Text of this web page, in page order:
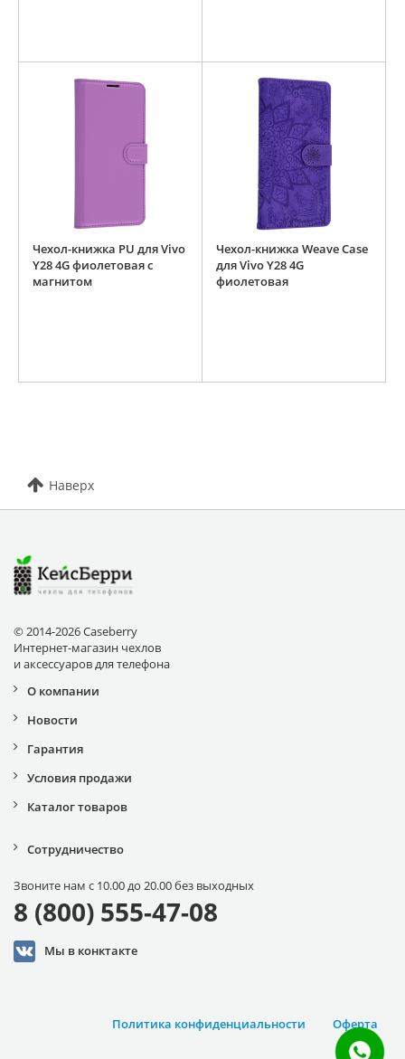
Чехол-книжка PU для Vivo
Y28 4G фиолетовая с
магнитом
Чехол-книжка Weave Case
для Vivo Y28 4G
фиолетовая
Наверх
© 2014-2026 Caseberry
Интернет-магазин чехлов
и аксессуаров для телефона
О компании
Новости
Гарантия
Условия продажи
Каталог товаров
Сотрудничество
Звоните нам с 10.00 до 20.00 без выходных
8 (800) 555-47-08
Мы в конктакте
Оферта
Политика конфиденциальности